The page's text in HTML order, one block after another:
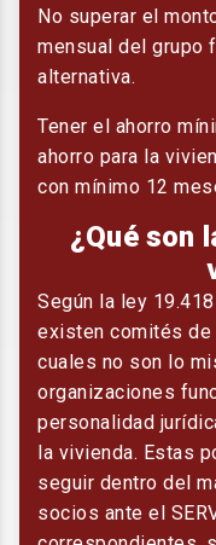
No superar el
mensual del grupo
alternativa.
Tener el ahorro
ahorro para la
con mínimo 12
¿Qué son
Según la ley
existen comités de
cuales no son lo
organizaciones
personalidad
la vivienda. Estas
seguir dentro del
socios ante el